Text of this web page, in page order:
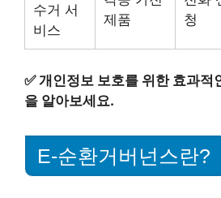
수거 서
비스
제품
청
✅개인정보 보호를 위한 효과적
을 알아보세요.
E-순환거버넌스란?